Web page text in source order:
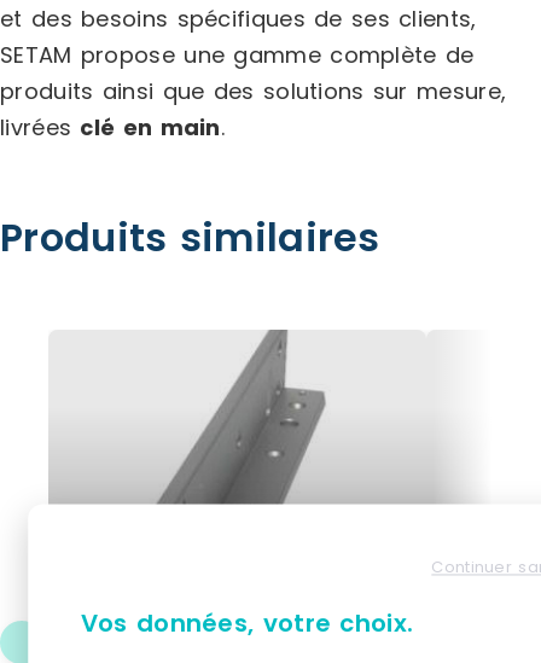
et des besoins spécifiques de ses clients,
SETAM propose une gamme complète de
produits ainsi que des solutions sur mesure,
livrées clé en main.
Produits similaires
Continuer
Vos données, votre choix.